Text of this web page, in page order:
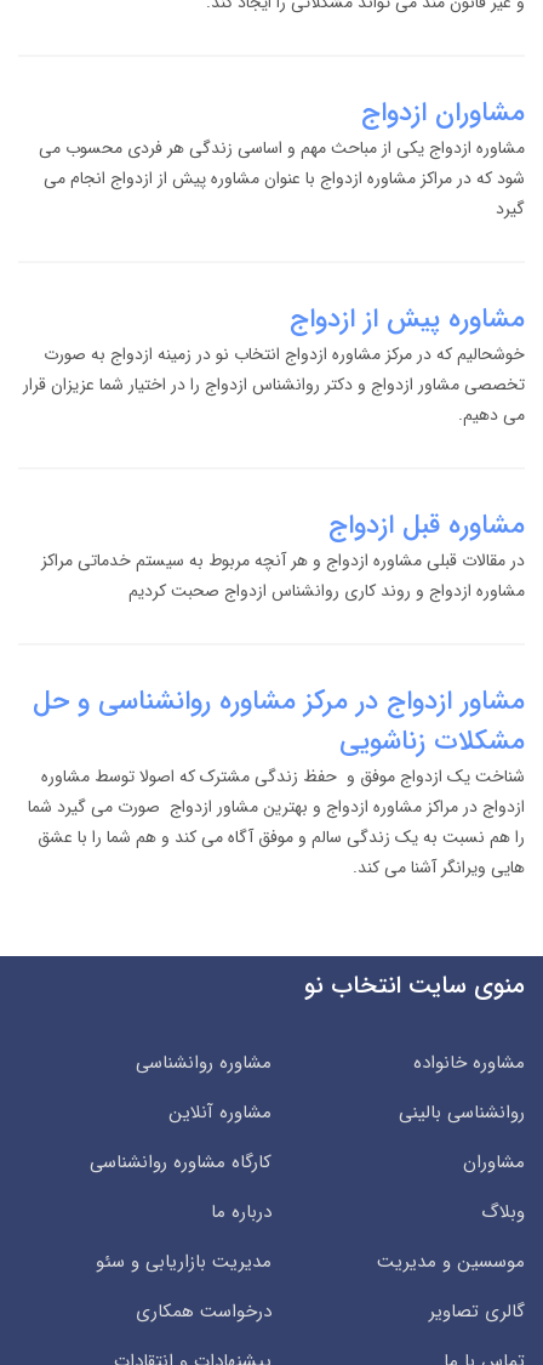
مشاوران ازدواج
مشاوره ازدواج یکی از مباحث مهم و اساسی زندگی هر فردی محسوب می
شود که در مراکز مشاوره ازدواج با عنوان مشاوره پیش از ازدواج انجام می
گیرد
مشاوره پیش از ازدواج
خوشحالیم که در مرکز مشاوره ازدواج انتخاب نو در زمینه ازدواج به صورت
تخصصی مشاور ازدواج و دکتر روانشناس ازدواج را در اختیار شما عزیزان قرار
می دهیم.
مشاوره قبل ازدواج
در مقالات قبلی مشاوره ازدواج و هر آنچه مربوط به سیستم خدماتی مراکز
مشاوره ازدواج و روند کاری روانشناس ازدواج صحبت کردیم
مشاور ازدواج در مرکز مشاوره روانشناسی و حل
مشکلات زناشویی
شناخت یک ازدواج موفق و حفظ زندگی مشترک که اصولا توسط مشاوره
ازدواج در مراکز مشاوره ازدواج و بهترین مشاور ازدواج صورت می گیرد شما
را هم نسبت به یک زندگی سالم و موفق آگاه می کند و هم شما را با عشق
هایی ویرانگر آشنا می کند.
منوی سایت انتخاب نو
مشاوره خانواده
مشاوره روانشناسی
روانشناسی بالینی
مشاوره آنلاین
مشاوران
کارگاه مشاوره روانشناسی
وبلاگ
درباره ما
موسسین و مدیریت
مدیریت بازاریابی و سئو
گالری تصاویر
درخواست همکاری